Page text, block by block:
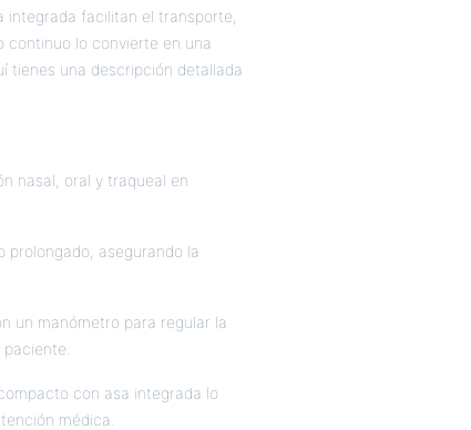
facilitan el transporte,
continuo lo convierte en una
tienes una descripción detallada
nasal, oral y traqueal en
prolongado, asegurando la
un manómetro para regular la
con asa integrada lo
médica.